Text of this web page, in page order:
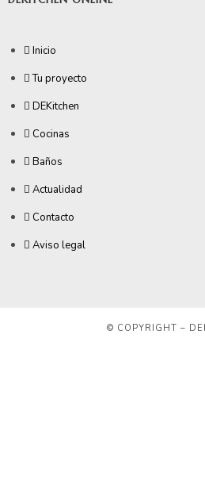
Inicio
Tu proyecto
DEKitchen
Cocinas
Baños
Actualidad
Contacto
Aviso legal
© COPYRIGHT –